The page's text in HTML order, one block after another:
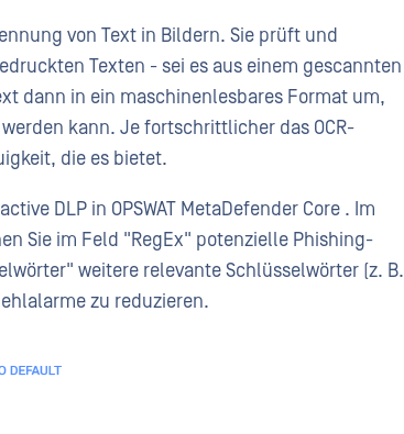
von Text in Bildern. Sie prüft und
Texten - sei es aus einem gescannten
dann in ein maschinenlesbares Format um,
kann. Je fortschrittlicher das OCR-
die es bietet.
DLP in OPSWAT MetaDefender Core . Im
Sie im Feld "RegEx" potenzielle Phishing-
weitere relevante Schlüsselwörter (z. B.
zu reduzieren.